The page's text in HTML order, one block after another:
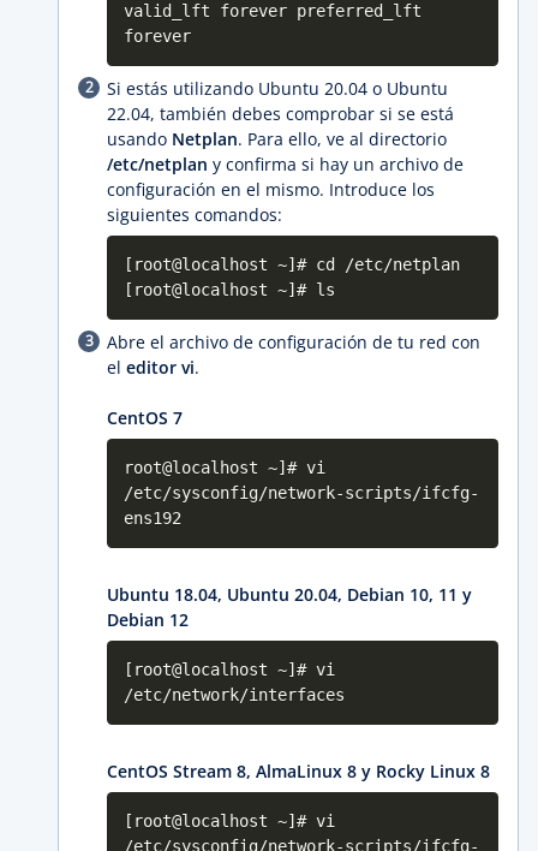
valid_lft forever preferred_lft
forever
Si estás utilizando Ubuntu 20.04 o Ubuntu
22.04, también debes comprobar si se está
usando Netplan. Para ello, ve al directorio
/etc/netplan y confirma si hay un archivo de
configuración en el mismo. Introduce los
siguientes comandos:
[root@localhost ~]# cd /etc/netplan
[root@localhost ~]# ls
Abre el archivo de configuración de tu red con
el editor vi.
CentOS 7
root@localhost ~]# vi
/etc/sysconfig/network-scripts/ifcfg-
ens192
Ubuntu 18.04, Ubuntu 20.04, Debian 10, 11 y
Debian 12
[root@localhost ~]# vi
/etc/network/interfaces
CentOS Stream 8, AlmaLinux 8 y Rocky Linux 8
[root@localhost ~]# vi
/etc/sysconfig/network-scripts/ifcfg-